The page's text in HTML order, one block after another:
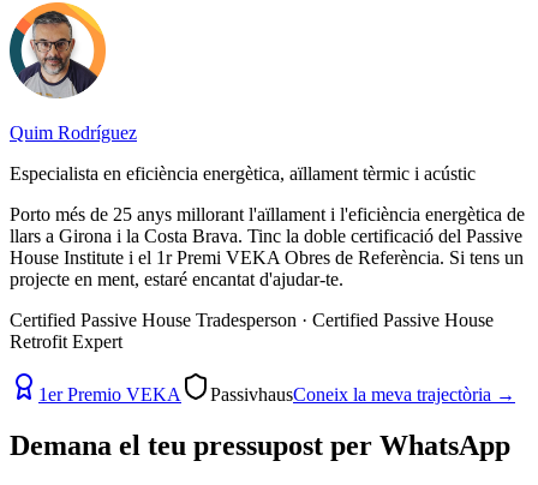
Quim Rodríguez
Especialista en eficiència energètica, aïllament tèrmic i acústic
Porto més de 25 anys millorant l'aïllament i l'eficiència energètica de
llars a Girona i la Costa Brava. Tinc la doble certificació del Passive
House Institute i el 1r Premi VEKA Obres de Referència. Si tens un
projecte en ment, estaré encantat d'ajudar-te.
Certified Passive House Tradesperson · Certified Passive House
Retrofit Expert
1er Premio VEKA PassivhausConeix la meva trajectòria →
Demana el teu pressupost per WhatsApp